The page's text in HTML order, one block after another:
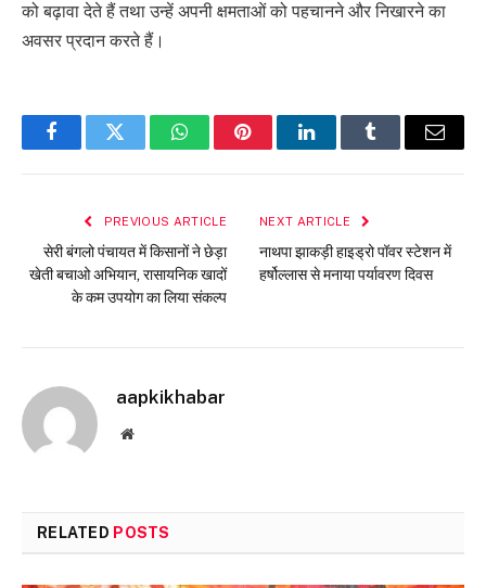
को बढ़ावा देते हैं तथा उन्हें अपनी क्षमताओं को पहचानने और निखारने का
अवसर प्रदान करते हैं।
FacebookTwitter WhatsAppPinterestLinkedInTumblr Email
PREVIOUS ARTICLE
सेरी बंगलो पंचायत में किसानों ने छेड़ा
खेती बचाओ अभियान, रासायनिक खादों
के कम उपयोग का लिया संकल्प
NEXT ARTICLE
नाथपा झाकड़ी हाइड्रो पॉवर स्टेशन में
हर्षोल्लास से मनाया पर्यावरण दिवस
aapkikhabar
Website
RELATED POSTS